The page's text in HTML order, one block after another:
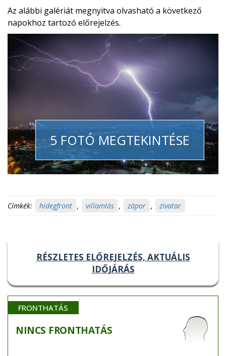
Az alábbi galériát megnyitva olvasható a következő
napokhoz tartozó előrejelzés.
5 FOTÓ MEGTEKINTÉSE
Címkék: hidegfront , villamlás , zápor , zivatar
RÉSZLETES ELŐREJELZÉS, AKTUÁLIS
IDŐJÁRÁS
FRONTHATÁS
NINCS FRONTHATÁS